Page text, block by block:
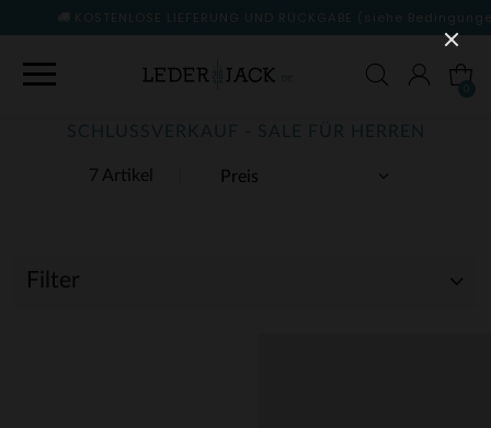
KOSTENLOSE LIEFERUNG UND RÜCKGABE (siehe Bedingungen)
7 Artikel
SCHLUSSVERKAUF - SALE FÜR HERREN
Filter